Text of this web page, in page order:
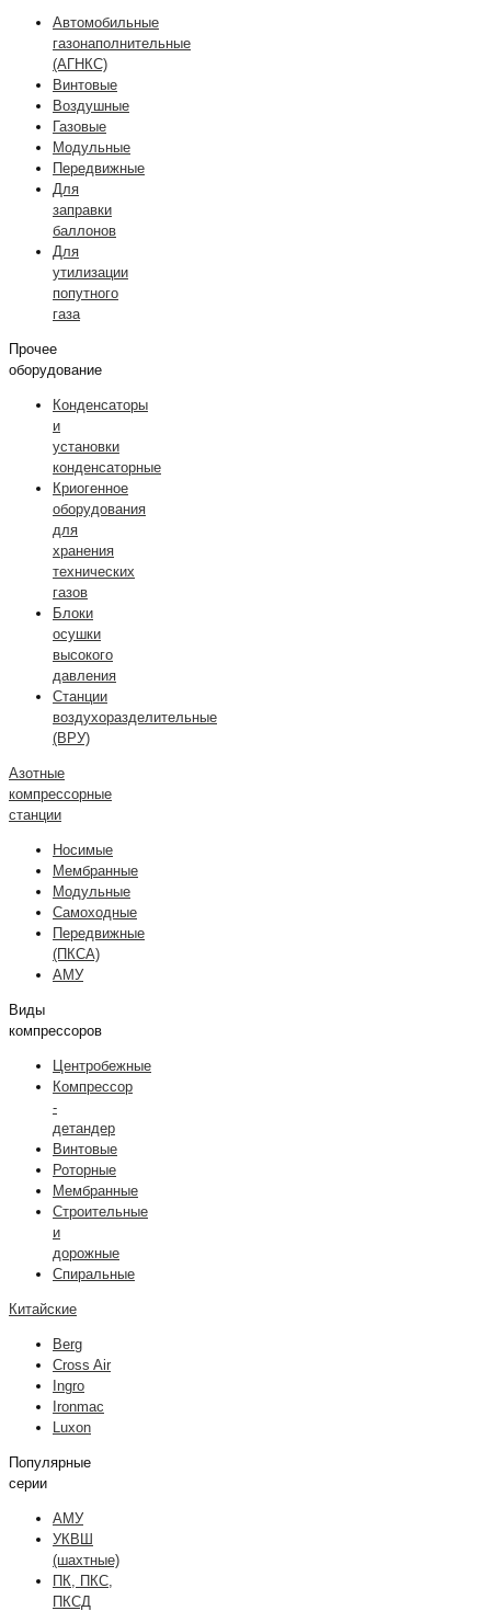
Автомобильные
газонаполнительные
(АГНКС)
Винтовые
Воздушные
Газовые
Модульные
Передвижные
Для
заправки
баллонов
Для
утилизации
попутного
газа
Прочее
оборудование
Конденсаторы
и
установки
конденсаторные
Криогенное
оборудования
для
хранения
технических
газов
Блоки
осушки
высокого
давления
Станции
воздухоразделительные
(ВРУ)
Азотные
компрессорные
станции
Носимые
Мембранные
Модульные
Самоходные
Передвижные
(ПКСА)
АМУ
Виды
компрессоров
Центробежные
Компрессор
-
детандер
Винтовые
Роторные
Мембранные
Строительные
и
дорожные
Спиральные
Китайские
Berg
Cross Air
Ingro
Ironmac
Luxon
Популярные
серии
АМУ
УКВШ
(шахтные)
ПК, ПКС,
ПКСД